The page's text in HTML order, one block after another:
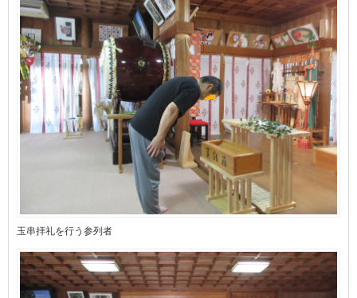
玉串拝礼を行う参列者